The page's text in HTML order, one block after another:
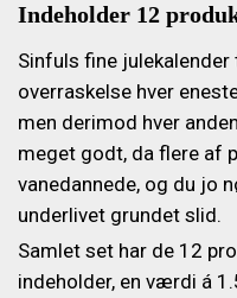
Indeholder 12
Sinfuls fine julekalender
overraskelse hver
men derimod hver
meget godt, da flere af
vanedannede, og du jo
underlivet grundet slid.
Samlet set har de 12
indeholder, en værdi á